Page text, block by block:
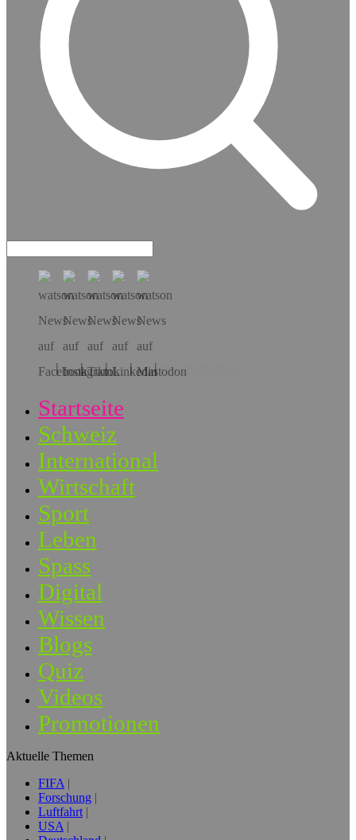
Hol dir die App!
Startseite
Schweiz
International
Wirtschaft
Sport
Leben
Spass
Digital
Wissen
Blogs
Quiz
Videos
Promotionen
Aktuelle Themen
FIFA
Forschung
Luftfahrt
USA